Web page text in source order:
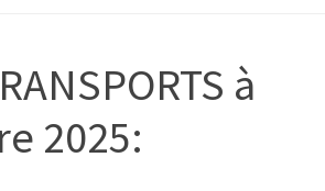
à
2025: